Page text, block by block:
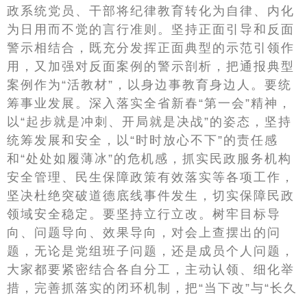
政系统党员、干部将纪律教育转化为自律、内化
为日用而不觉的言行准则。坚持正面引导和反面
警示相结合，既充分发挥正面典型的示范引领作
用，又加强对反面案例的警示剖析，把通报典型
案例作为“活教材”，以身边事教育身边人。要统
筹事业发展。深入落实全省新春“第一会”精神，
以“起步就是冲刺、开局就是决战”的姿态，坚持
统筹发展和安全，以“时时放心不下”的责任感
和“处处如履薄冰”的危机感，抓实民政服务机构
安全管理、民生保障政策有效落实等各项工作，
坚决杜绝突破道德底线事件发生，切实保障民政
领域安全稳定。要坚持立行立改。树牢目标导
向、问题导向、效果导向，对会上查摆出的问
题，无论是党组班子问题，还是成员个人问题，
大家都要紧密结合各自分工，主动认领、细化举
措，完善抓落实的闭环机制，把“当下改”与“长久